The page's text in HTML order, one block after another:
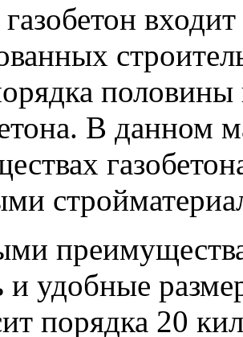
В данном
и удобные
порядка 20